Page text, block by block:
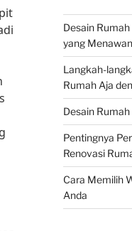
Desain
yang Menawan
Langkah-
Rumah Aja
Desain
Pentingnya
Renovasi
Cara Memilih
Anda